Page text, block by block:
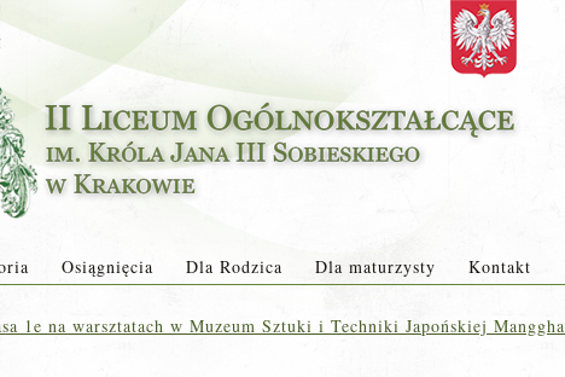
Osiągnięcia Dla Rodzica Dla maturzysty Kontakt
1e na warsztatach w Muzeum Sztuki i Techniki Japońskiej Manggha